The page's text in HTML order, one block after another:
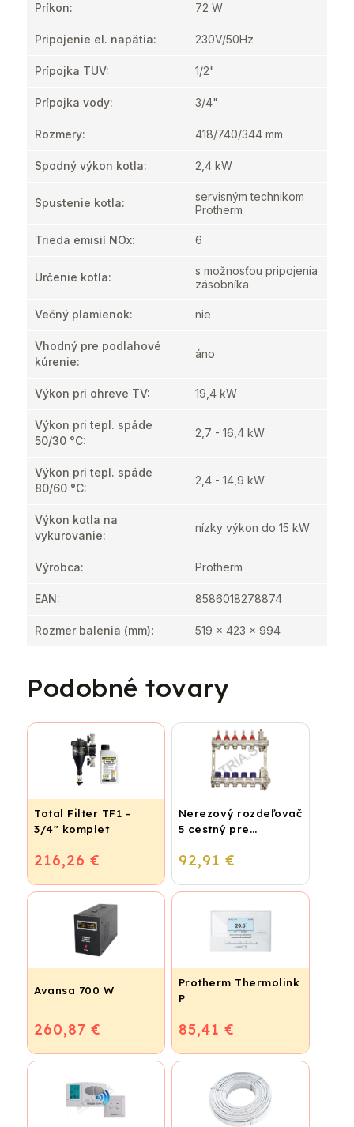
Príkon: 72 W
Pripojenie el. napätia: 230V/50Hz
Prípojka TUV: 1/2"
Prípojka vody: 3/4"
Rozmery: 418/740/344 mm
Spodný výkon kotla: 2,4 kW
Spustenie kotla:
servisným technikom
Protherm
Trieda emisií NOx: 6
Určenie kotla:
s možnosťou pripojenia
zásobníka
Večný plamienok: nie
Vhodný pre podlahové
kúrenie:
áno
Výkon pri ohreve TV: 19,4 kW
Výkon pri tepl. spáde
50/30 °C:
2,7 - 16,4 kW
Výkon pri tepl. spáde
80/60 °C:
2,4 - 14,9 kW
Výkon kotla na
vykurovanie:
nízky výkon do 15 kW
Výrobca: Protherm
EAN: 8586018278874
Rozmer balenia (mm): 519 x 423 x 994
Podobné tovary
Total Filter TF1 -
3/4" komplet
216,26 €
Nerezový rozdeľovač
5 cestný pre
vykurovanie
92,91 €
Avansa 700 W
260,87 €
Protherm Thermolink
P
85,41 €